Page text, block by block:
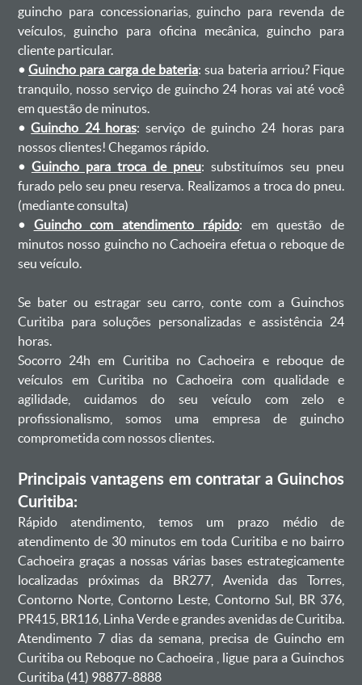
guincho para concessionarias, guincho para revenda de
veículos, guincho para oficina mecânica, guincho para
cliente particular.
•Guincho para carga de bateria: sua bateria arriou? Fique
tranquilo, nosso serviço de guincho 24 horas vai até você
em questão de minutos.
•Guincho 24 horas: serviço de guincho 24 horas para
nossos clientes! Chegamos rápido.
• Guincho para troca de pneu: substituímos seu pneu
furado pelo seu pneu reserva. Realizamos a troca do pneu.
(mediante consulta)
• Guincho com atendimento rápido: em questão de
minutos nosso guincho no Cachoeira efetua o reboque de
seu veículo.
Se bater ou estragar seu carro, conte com a Guinchos
Curitiba para soluções personalizadas e assistência 24
horas.
Socorro 24h em Curitiba no Cachoeira e reboque de
veículos em Curitiba no Cachoeira com qualidade e
agilidade, cuidamos do seu veículo com zelo e
profissionalismo, somos uma empresa de guincho
comprometida com nossos clientes.
Principais vantagens em contratar a Guinchos
Curitiba:
Rápido atendimento, temos um prazo médio de
atendimento de 30 minutos em toda Curitiba e no bairro
Cachoeira graças a nossas várias bases estrategicamente
localizadas próximas da BR277, Avenida das Torres,
Contorno Norte, Contorno Leste, Contorno Sul, BR 376,
PR415, BR116, Linha Verde e grandes avenidas de Curitiba.
Atendimento 7 dias da semana, precisa de Guincho em
Curitiba ou Reboque no Cachoeira , ligue para a Guinchos
Curitiba (41) 98877-8888